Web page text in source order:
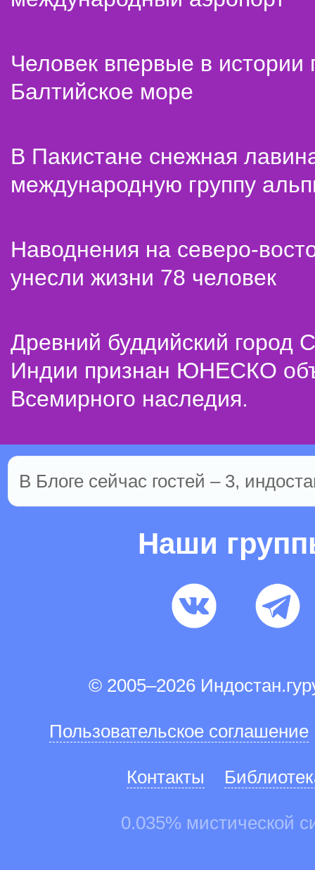
Человек впервые в истории
Балтийское море
В Пакистане снежная
международную группу
Наводнения на северо-
унесли жизни 78 человек
Древний буддийский город
Индии признан ЮНЕСКО
Всемирного наследия.
В Блоге сейчас гостей – 3,
Наши
© 2005–2026
Пользовательское соглашение
Контакты
0.035% мистической